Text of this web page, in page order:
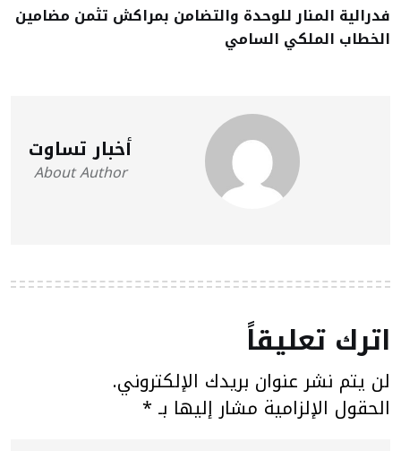
فدرالية المنار للوحدة والتضامن بمراكش تثمن مضامين
الخطاب الملكي السامي
أخبار تساوت
About Author
اترك تعليقاً
لن يتم نشر عنوان بريدك الإلكتروني.
الحقول الإلزامية مشار إليها بـ *